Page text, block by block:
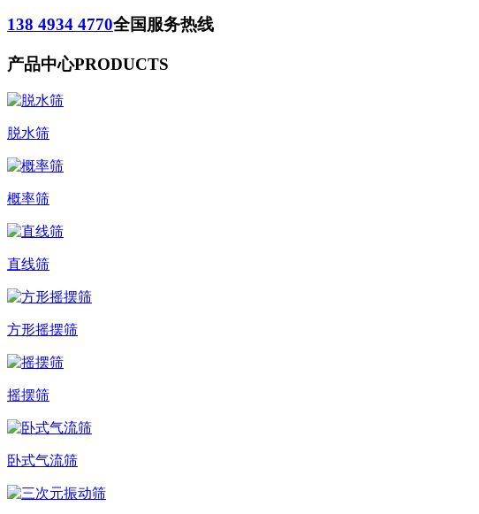
138 4934 4770全国服务热线
产品中心PRODUCTS
脱水筛
概率筛
直线筛
方形摇摆筛
摇摆筛
卧式气流筛